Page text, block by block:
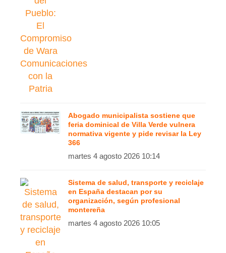
Abogado municipalista sostiene que
feria dominical de Villa Verde vulnera
normativa vigente y pide revisar la Ley
366
martes 4 agosto 2026 10:14
Sistema de salud, transporte y reciclaje
en España destacan por su
organización, según profesional
montereña
martes 4 agosto 2026 10:05